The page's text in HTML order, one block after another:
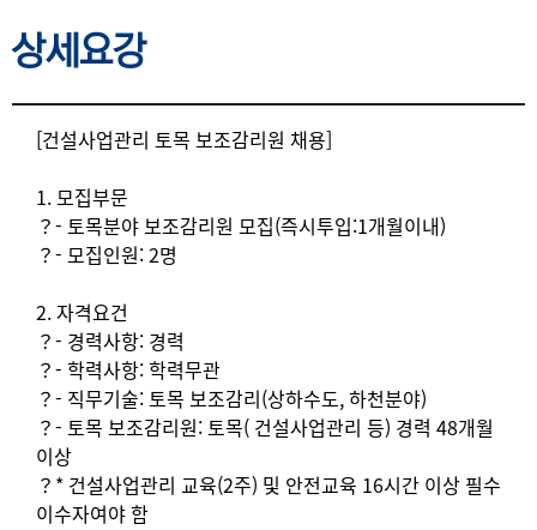
상세요강
상세요강
[건설사업관리 토목 보조감리원 채용]
1. 모집부문
？- 토목분야 보조감리원 모집(즉시투입:1개월이내)
？- 모집인원: 2명
2. 자격요건
？- 경력사항: 경력
？- 학력사항: 학력무관
？- 직무기술: 토목 보조감리(상하수도, 하천분야)
？- 토목 보조감리원: 토목( 건설사업관리 등) 경력 48개월
이상
？* 건설사업관리 교육(2주) 및 안전교육 16시간 이상 필수
이수자여야 함